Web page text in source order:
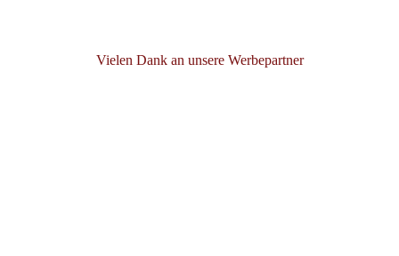
Vielen Dank an unsere Werbepartner